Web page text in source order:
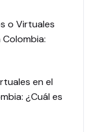
o Virtuales
en el
¿Cuál es